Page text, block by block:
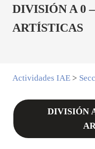
DIVISIÓN A 0
ARTÍSTICAS
Actividades IAE>
DIVISIÓN